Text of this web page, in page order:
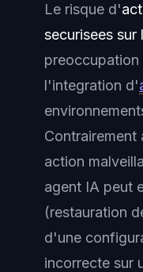
Le risque d'
securisees sur
preoccupation
l'integration d'
Contrairement
action
agent IA peut
(restauration
d'une
incorrecte sur